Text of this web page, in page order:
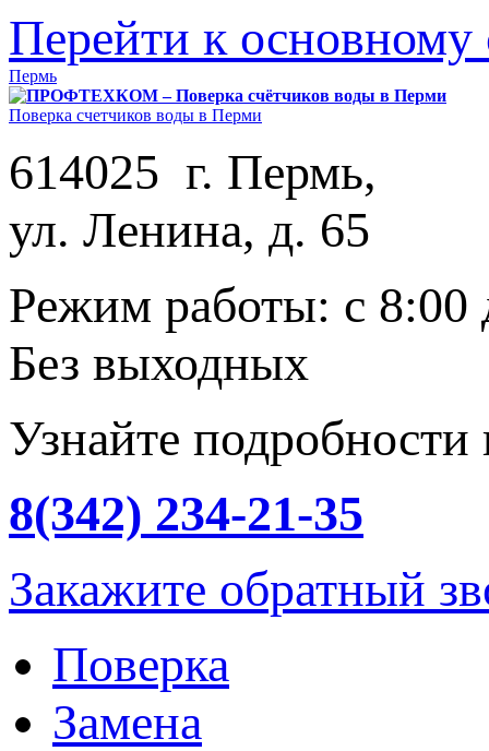
Перейти к
Пермь
Поверка счетчиков воды в Перми
614025 г. Пермь,
ул. Ленина, д. 65
Режим работы: с 8:00
Без выходных
Узнайте
8(342) 234-21-35
Закажите обратный
Поверка
Замена